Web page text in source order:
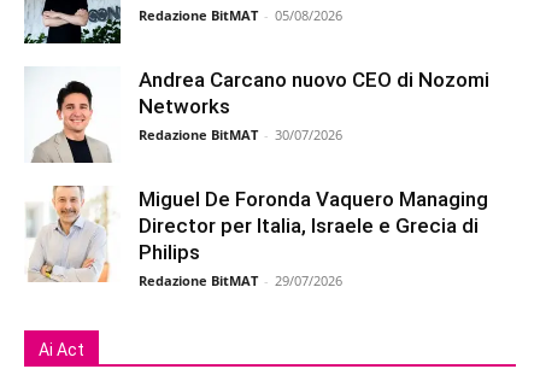
Redazione BitMAT - 05/08/2026
Andrea Carcano nuovo CEO di Nozomi
Networks
Redazione BitMAT - 30/07/2026
Miguel De Foronda Vaquero Managing
Director per Italia, Israele e Grecia di
Philips
Redazione BitMAT - 29/07/2026
Ai Act